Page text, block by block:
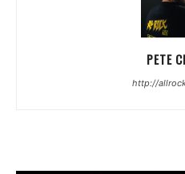
PETE
http://